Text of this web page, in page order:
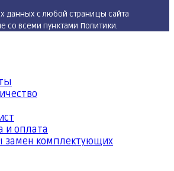
данных с любой страницы сайта
со всеми пунктами Политики.
и оплата
замен комплектующих